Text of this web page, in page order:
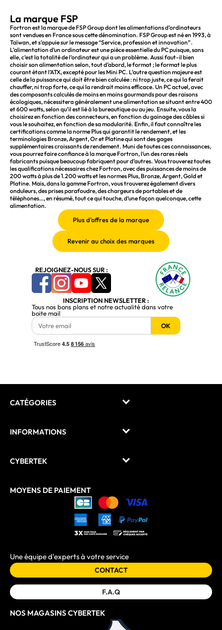
La marque FSP
Fortron est la marque de FSP Group dont les alimentations d’ordinateurs
sont vendues en France sous cette dénomination. FSP Group est né en 1993, à
Taïwan, et s’appuie sur le message “Service, profession et innovation”.
L’alimentation d’un ordinateur est une pièce essentielle du PC puisque, sans
elle, c’est la totalité de l’ordinateur qui a un problème. Aussi faut-il bien
choisir son alimentation selon, tout d’abord, le format ; le format le plus
courant étant l’ATX, excepté pour les Mini PC. L’autre question majeure est
celle de la puissance qui doit être bien calculée : ni trop juste, ce qui la ferait
chauffer, ni trop forte, ce qui la rendrait moins efficace. Un PC actuel, avec
des composants calculés de moins en moins gourmands pour des raisons
écologiques, nécessitera généralement une alimentation se situant entre 400
et 600 watts, selon qu’il est lié à la bureautique ou au jeu. Ensuite, vous la
choisirez en fonction des connecteurs, en fonction du gainage des câbles si
vous le souhaitez, en fonction de sa modularité. Enfin, il faut connaître les
certifications comme la norme Plus qui garantit le rendement, et les
terminologies Bronze, Argent, Or et Platine qui sont des gages
supplémentaires croissants de rendement. Muni de toutes ces connaissances,
vous pourrez faire confiance à la marque Fortron, l’un des rares réels
fabricants puisque beaucoup fabriquent pour d’autres. Vous trouverez toutes
les qualifications nécessaires chez Fortron, avec des puissances de moins de
200 watts à plus de 1.200 watts et les normes Plus, Bronze, Argent, Gold et
Platine. Mais, dans la gamme Fortron, vous trouverez également divers
onduleurs, des prises parafoudre, des chargeurs de portables et de
téléphones…, en résumé, tout ce qui touche, d’une façon quelconque, cette
alimentation.
REJOIGNEZ-NOUS SUR :
INSCRIPTION NEWSLETTER :
Tous nos bons plans et notre actualité dans votre
boite mail
OK
CATÉGORIES
INFORMATIONS
CYBERTEK
MOYENS DE PAIEMENT
Une équipe d'experts à votre service
CONTACT
F.A.Q
NOS MAGASINS CYBERTEK